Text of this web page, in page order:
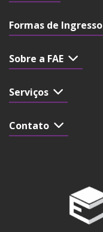
Formas de Ingresso
Sobre a FAE
Serviços
Contato